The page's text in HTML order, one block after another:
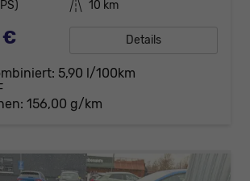
Kilometerstand 10 km
€ Details
5,90 l/100km
156,00 g/km